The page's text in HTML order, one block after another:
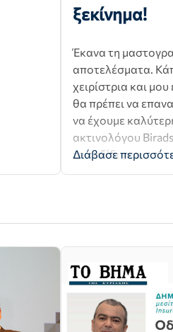
ξεκίνημα!
Έκανα τη
αποτελέσματα.
χειρίστρια και μου
θα πρέπει να
να έχουμε
ακτινολόγου
το ταξίδι μου…
Διάβασε